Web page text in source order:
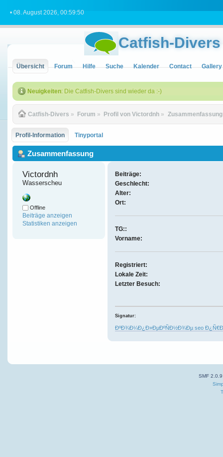
• 08. August 2026, 00:59:50
Catfish-Divers
Übersicht Forum Hilfe Suche Kalender Contact Gallery
Neuigkeiten: Die Catfish-Divers sind wieder da :-)
Catfish-Divers » Forum » Profil von Victordnh » Zusammenfassung
Profil-Information Tinyportal
Zusammenfassung
Victordnh
Wasserscheu
Offline
Beiträge anzeigen
Statistiken anzeigen
Beiträge:
Geschlecht:
Alter:
Ort:
TG::
Vorname:
Registriert:
Lokale Zeit:
Letzter Besuch:
Signatur:
ÐºÐ¾Ð¼Ð¿Ð»ÐµÐºÑÐ½Ð¾Ðµ seo
SMF 2.0.9